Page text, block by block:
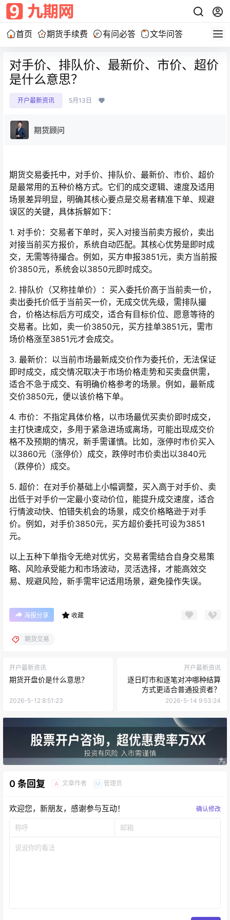
首页 期货手续费 有问必答 文华问答
对手价、排队价、最新价、市价、超价
是什么意思？
开户最新资讯 5月13日
期货顾问
期货交易委托中，对手价、排队价、最新价、市价、超价
是最常用的五种价格方式。它们的成交逻辑、速度及适用
场景差异明显，明确其核心要点是交易者精准下单、规避
误区的关键，具体拆解如下：
1. 对手价：交易者下单时，买入对接当前卖方报价，卖出
对接当前买方报价，系统自动匹配。其核心优势是即时成
交，无需等待撮合。例如，买方申报3851元，卖方当前报
价3850元，系统会以3850元即时成交。
2. 排队价（又称挂单价）：买入委托价高于当前卖一价，
卖出委托价低于当前买一价，无成交优先级，需排队撮
合，价格达标后方可成交，适合有目标价位、愿意等待的
交易者。比如，卖一价3850元，买方挂单3851元，需市
场价格涨至3851元才会成交。
3. 最新价：以当前市场最新成交价作为委托价，无法保证
即时成交，成交情况取决于市场价格走势和买卖盘供需，
适合不急于成交、有明确价格参考的场景。例如，最新成
交价3850元，便以该价格下单。
4. 市价：不指定具体价格，以市场最优买卖价即时成交，
主打快速成交，多用于紧急进场或离场，可能出现成交价
格不及预期的情况，新手需谨慎。比如，涨停时市价买入
以3860元（涨停价）成交，跌停时市价卖出以3840元
（跌停价）成交。
5. 超价：在对手价基础上小幅调整，买入高于对手价、卖
出低于对手价一定最小变动价位，能提升成交速度，适合
行情波动快、怕错失机会的场景，成交价格略逊于对手
价。例如，对手价3850元，买方超价委托可设为3851
元。
以上五种下单指令无绝对优劣，交易者需结合自身交易策
略、风险承受能力和市场波动，灵活选择，才能高效交
易、规避风险，新手需牢记适用场景，避免操作失误。
海报分享 收藏
期货交易
开户最新资讯
期货开盘价是什么意思？
2026-5-12 8:51:23
开户最新资讯
逐日盯市和逐笔对冲哪种结算
方式更适合普通投资者？
2026-5-14 9:53:24
0 条回复 A 文章作者 M 管理员
欢迎您，新朋友，感谢参与互动！ 确认修改